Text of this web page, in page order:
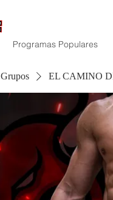
Programas Populares
Grupos EL CAMINO